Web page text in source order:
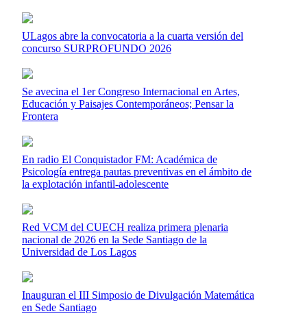
ULagos abre la convocatoria a la cuarta versión del
concurso SURPROFUNDO 2026
Se avecina el 1er Congreso Internacional en Artes,
Educación y Paisajes Contemporáneos; Pensar la
Frontera
En radio El Conquistador FM: Académica de
Psicología entrega pautas preventivas en el ámbito de
la explotación infantil-adolescente
Red VCM del CUECH realiza primera plenaria
nacional de 2026 en la Sede Santiago de la
Universidad de Los Lagos
Inauguran el III Simposio de Divulgación Matemática
en Sede Santiago